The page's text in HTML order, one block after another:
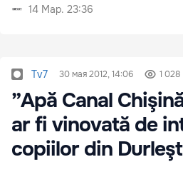
14 Мар. 23:36
Tv7 30 мая 2012, 14:06 1 028
”Apă Canal
ar fi vinovată de
copiilor din